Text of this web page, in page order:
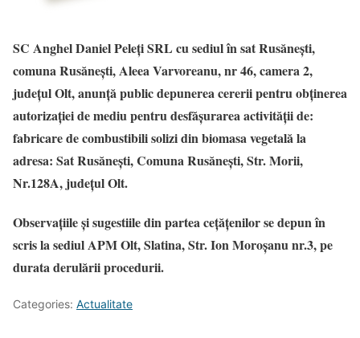
SC Anghel Daniel Peleți SRL cu sediul în sat Rusănești,
comuna Rusănești, Aleea Varvoreanu, nr 46, camera 2,
județul Olt, anunță public depunerea cererii pentru obținerea
autorizației de mediu pentru desfășurarea activității de:
fabricare de combustibili solizi din biomasa vegetală la
adresa: Sat Rusănești, Comuna Rusănești, Str. Morii,
Nr.128A, județul Olt.
Observațiile și sugestiile din partea cețățenilor se depun în
scris la sediul APM Olt, Slatina, Str. Ion Moroșanu nr.3, pe
durata derulării procedurii.
Categories: Actualitate